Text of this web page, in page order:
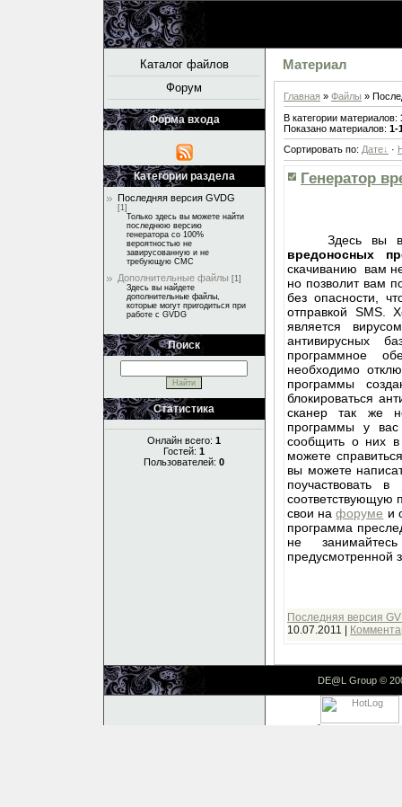
Каталог файлов
Форум
Форма входа
Категории раздела
Последняя версия GVDG
[1]
Только здесь вы можете найти
последнюю версию
генератора со 100%
вероятностью не
завирусованную и не
требующую СМС
Дополнительные файлы [1]
Здесь вы найдете
дополнительные файлы,
которые могут пригодиться при
работе с GVDG
Поиск
Статистика
Онлайн всего: 1
Гостей: 1
Пользователей: 0
Материал
Главная » Файлы »
В категории материалов:
Показано материалов: 1-
Сортировать по: Дате ·
Генератор
Здесь вы
вредоносных
скачиванию вам
но позволит вам
без опасности,
отправкой SMS.
является
антивирусных
программное
необходимо
программы
блокироваться
сканер так же
программы у вас
сообщить о них
можете
вы можете
поучаствовать в
соответствующую
свои нафоруме и
программа
не
предусмотренной
Последняя версия
10.07.2011
DE@L Group ©